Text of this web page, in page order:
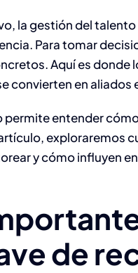
la gestión del
Para tomar
Aquí es donde
convierten en
permite entender
exploraremos
y cómo influyen
de